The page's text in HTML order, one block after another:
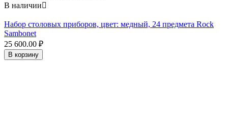
В наличии
Набор столовых приборов, цвет: медный, 24 предмета Rock
Sambonet
25 600.00 ₽
В корзину